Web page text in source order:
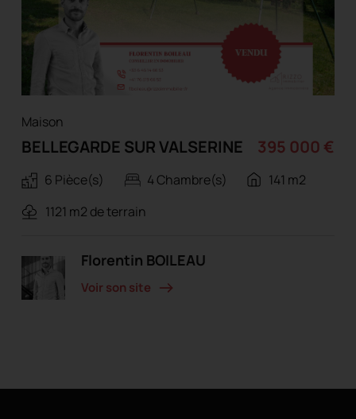
Maison
BELLEGARDE SUR VALSERINE 395 000 €
6 Pièce(s) 4 Chambre(s)
141 m2
1121 m2 de terrain
Florentin BOILEAU
Voir son site